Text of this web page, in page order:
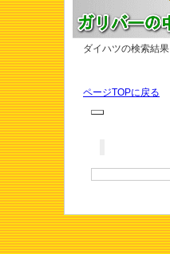
ダイハツの検索結果
ページTOPに戻る